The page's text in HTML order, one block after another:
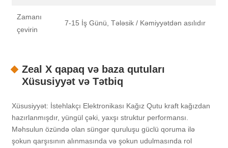
Zamanı
çevirin
7-15 İş Günü, Tələsik / Kəmiyyətdən asılıdır
Zeal X qapaq və baza qutuları
Xüsusiyyət və Tətbiq
Xüsusiyyət: İstehlakçı Elektronikası Kağız Qutu kraft kağızdan
hazırlanmışdır, yüngül çəki, yaxşı struktur performansı.
Məhsulun özündə olan süngər quruluşu güclü qoruma ilə
şokun qarşısının alınmasında və şokun udulmasında rol